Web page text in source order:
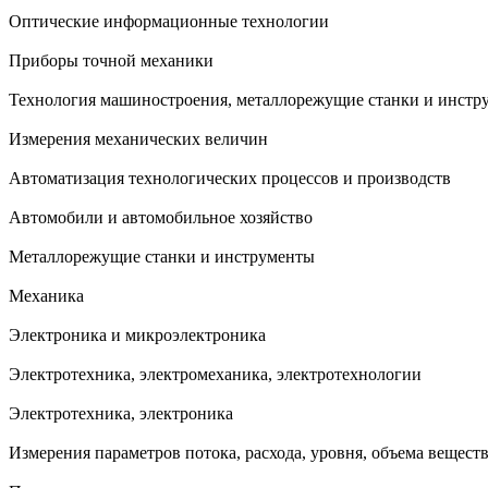
Оптические информационные технологии
Приборы точной механики
Технология машиностроения, металлорежущие станки и
Измерения механических величин
Автоматизация технологических процессов и производств
Автомобили и автомобильное хозяйство
Металлорежущие станки и инструменты
Механика
Электроника и микроэлектроника
Электротехника, электромеханика, электротехнологии
Электротехника, электроника
Измерения параметров потока, расхода, уровня, объема веществ